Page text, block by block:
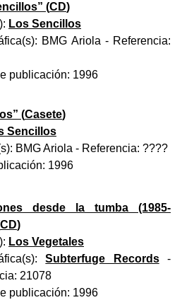
” (CD)
Los Sencillos
BMG Ariola - Referencia:
publicación: 1996
” (Casete)
Sencillos
BMG Ariola - Referencia: ????
1996
desde la tumba (1985-
CD)
Los Vegetales
Subterfuge Records-
21078
publicación: 1996